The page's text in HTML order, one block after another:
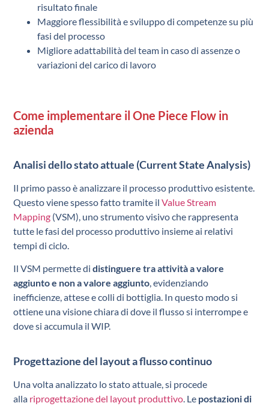
risultato finale
Maggiore flessibilità e sviluppo di competenze su più
fasi del processo
Migliore adattabilità del team in caso di assenze o
variazioni del carico di lavoro
Come implementare il One Piece Flow in
azienda
Analisi dello stato attuale (Current State Analysis)
Il primo passo è analizzare il processo produttivo esistente.
Questo viene spesso fatto tramite ilValue Stream
Mapping (VSM), uno strumento visivo che rappresenta
tutte le fasi del processo produttivo insieme ai relativi
tempi di ciclo.
Il VSM permette didistinguere tra attività a valore
aggiunto e non a valore aggiunto, evidenziando
inefficienze, attese e colli di bottiglia. In questo modo si
ottiene una visione chiara di dove il flusso si interrompe e
dove si accumula il WIP.
Progettazione del layout a flusso continuo
Una volta analizzato lo stato attuale, si procede
alla riprogettazione del layout produttivo. Le postazioni di